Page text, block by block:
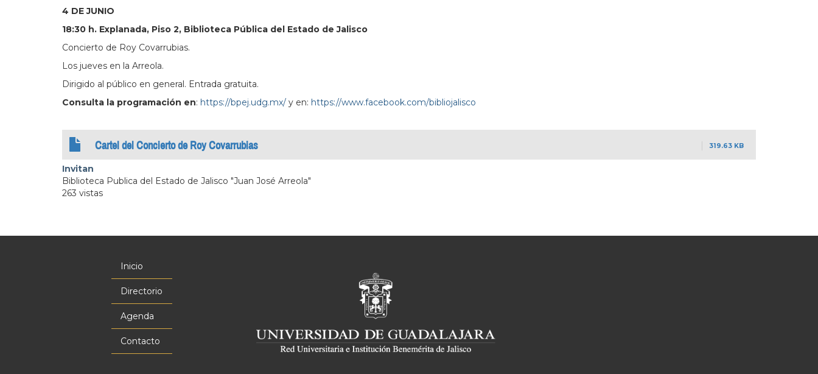
4 DE JUNIO
18:30 h. Explanada, Piso 2, Biblioteca Pública del Estado de Jalisco
Concierto de Roy Covarrubias.
Los jueves en la Arreola.
Dirigido al público en general. Entrada gratuita.
Consulta la programación en: https://bpej.udg.mx/ y en: https://www.facebook.com/bibliojalisco
Cartel del Concierto de Roy Covarrubias 319.63 KB
Invitan
Biblioteca Publica del Estado de Jalisco "Juan José Arreola"
263 vistas
principal
Inicio
Directorio
Agenda
Contacto